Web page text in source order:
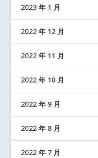
2023 年 1 月
2022 年 12 月
2022 年 11 月
2022 年 10 月
2022 年 9 月
2022 年 8 月
2022 年 7 月